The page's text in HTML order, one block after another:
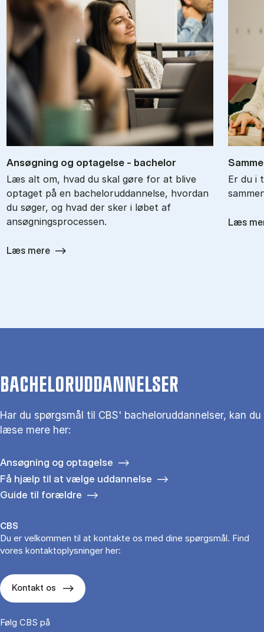
An­søg­ning og op­ta­gel­se - ba­chel­or
Læs alt om, hvad du skal gøre for at blive
optaget på en bacheloruddannelse, hvordan
du søger, og hvad der sker i løbet af
ansøgningsprocessen.
Læs mere
Er du i
Læs
BACHELORUDDANNELSER
Har du spørgsmål til CBS' bacheloruddannelser, kan du
læse mere her:
Ansøgning og optagelse
Få hjælp til at vælge uddannelse
Guide til forældre
CBS
Du er velkommen til at kontakte os med dine spørgsmål. Find
vores kontaktoplysninger her:
Kontakt os
Følg CBS på